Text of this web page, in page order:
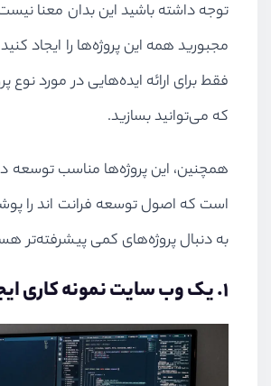
توجه داشته باشید این بدان معنا
مجبورید همه این پروژه‌ها را ایجاد
فقط برای ارائه ایده‌هایی در مورد نوع
که می‌توانید بسازید.
همچنین، این پروژه‌ها مناسب توسعه
است که اصول توسعه فرانت اند را
به دنبال پروژه‌های کمی پیشرفته‌تر
۱. یک وب سایت نمونه کاری ایجاد کنید